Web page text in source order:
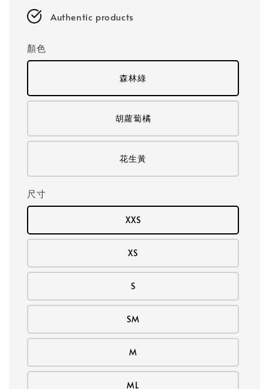
Authentic products
顏色
森林綠
胡蘿蔔橘
花生黃
尺寸
XXS
XS
S
SM
M
ML